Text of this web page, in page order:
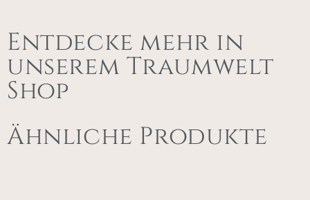
Entdecke mehr in
unserem Traumwelt
Shop
Ähnliche Produkte